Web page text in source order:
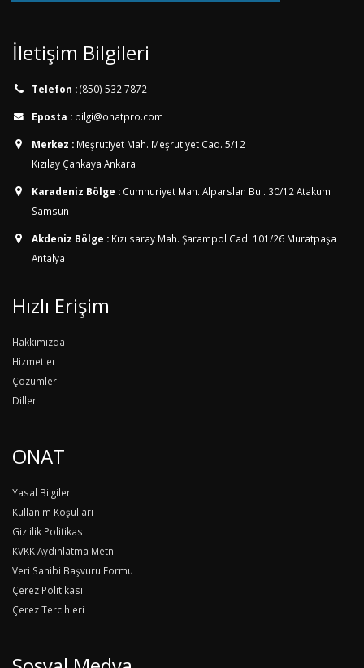
İletişim Bilgileri
Telefon :(850) 532 7872
Eposta : bilgi@onatpro.com
Merkez : Meşrutiyet Mah. Meşrutiyet Cad. 5/12
Kızılay Çankaya Ankara
Karadeniz Bölge : Cumhuriyet Mah. Alparslan Bul. 30/12 Atakum
Samsun
Akdeniz Bölge : Kızılsaray Mah. Şarampol Cad. 101/26 Muratpaşa
Antalya
Hızlı Erişim
Hakkımızda
Hizmetler
Çözümler
Diller
ONAT
Yasal Bilgiler
Kullanım Koşulları
Gizlilik Politikası
KVKK Aydınlatma Metni
Veri Sahibi Başvuru Formu
Çerez Politikası
Çerez Tercihleri